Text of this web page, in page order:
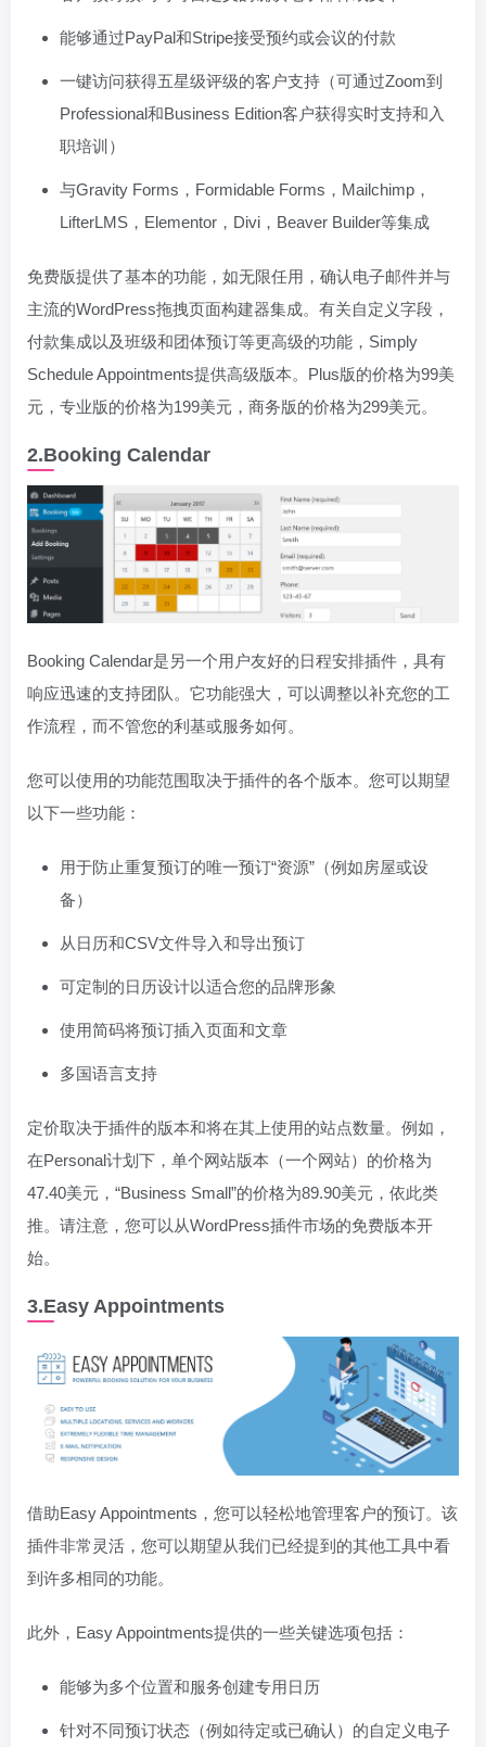
能够通过PayPal和Stripe接受预约或会议的付款
一键访问获得五星级评级的客户支持（可通过Zoom到
Professional和Business Edition客户获得实时支持和入
职培训）
与Gravity Forms，Formidable Forms，Mailchimp，
LifterLMS，Elementor，Divi，Beaver Builder等集成
免费版提供了基本的功能，如无限任用，确认电子邮件并与
主流的WordPress拖拽页面构建器集成。有关自定义字段，
付款集成以及班级和团体预订等更高级的功能，Simply
Schedule Appointments提供高级版本。Plus版的价格为99美
元，专业版的价格为199美元，商务版的价格为299美元。
2.Booking Calendar
Booking Calendar是另一个用户友好的日程安排插件，具有
响应迅速的支持团队。它功能强大，可以调整以补充您的工
作流程，而不管您的利基或服务如何。
您可以使用的功能范围取决于插件的各个版本。您可以期望
以下一些功能：
用于防止重复预订的唯一预订“资源”（例如房屋或设
备）
从日历和CSV文件导入和导出预订
可定制的日历设计以适合您的品牌形象
使用简码将预订插入页面和文章
多国语言支持
定价取决于插件的版本和将在其上使用的站点数量。例如，
在Personal计划下，单个网站版本（一个网站）的价格为
47.40美元，“Business Small”的价格为89.90美元，依此类
推。请注意，您可以从WordPress插件市场的免费版本开
始。
3.Easy Appointments
借助Easy Appointments，您可以轻松地管理客户的预订。该
插件非常灵活，您可以期望从我们已经提到的其他工具中看
到许多相同的功能。
此外，Easy Appointments提供的一些关键选项包括：
能够为多个位置和服务创建专用日历
针对不同预订状态（例如待定或已确认）的自定义电子